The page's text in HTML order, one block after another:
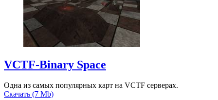
VCTF-Binary Space
Одна из самых популярных карт на VCTF серверах.
Скачать (7 Mb)